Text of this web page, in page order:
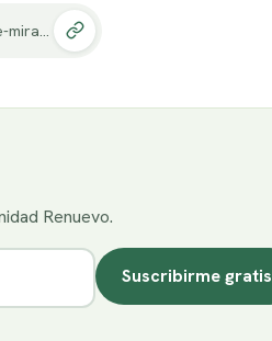
https://renuevo.com/pareja-cristiana-duro-4-anos-sin-besarse-mira-reaccionaron-dia-la-boda-video.html
Renuevo.
Suscribirme gratis